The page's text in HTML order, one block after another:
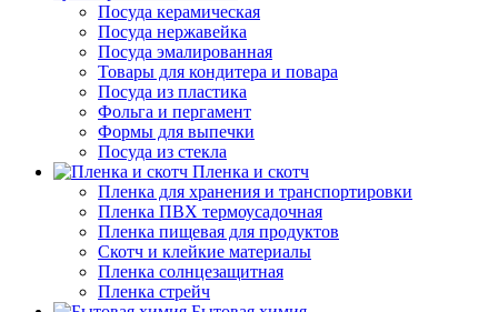
Посуда керамическая
Посуда нержавейка
Посуда эмалированная
Товары для кондитера и повара
Посуда из пластика
Фольга и пергамент
Формы для выпечки
Посуда из стекла
Пленка и скотч
Пленка для хранения и транспортировки
Пленка ПВХ термоусадочная
Пленка пищевая для продуктов
Скотч и клейкие материалы
Пленка солнцезащитная
Пленка стрейч